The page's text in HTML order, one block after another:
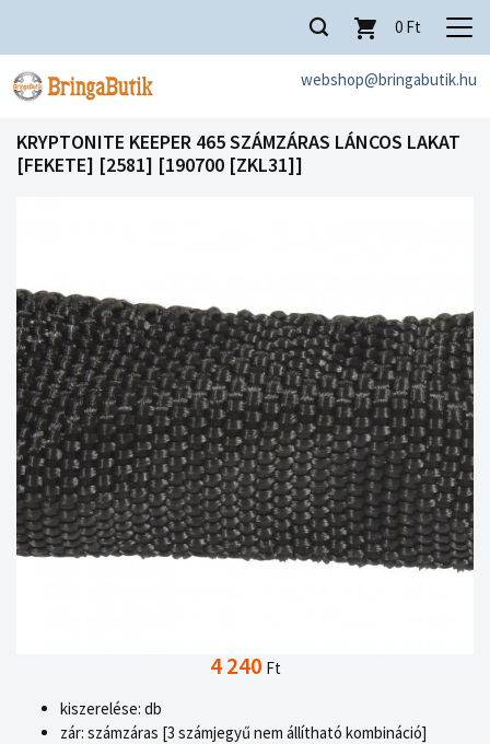
webshop@bringabutik.hu
0 Ft
KRYPTONITE KEEPER 465 SZÁMZÁRAS LÁNCOS LAKAT
[FEKETE] [2581] [190700 [ZKL31]]
4 240 Ft
kiszerelése: db
zár: számzáras [3 számjegyű nem állítható kombináció]